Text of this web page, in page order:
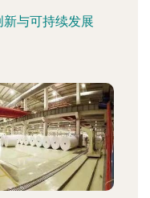
与可持续发展